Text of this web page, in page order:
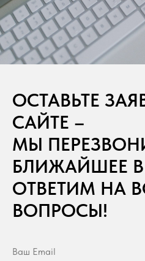
ОСТАВЬТЕ
САЙТЕ –
МЫ
БЛИЖАЙШЕЕ
ОТВЕТИМ НА
ВОПРОСЫ!